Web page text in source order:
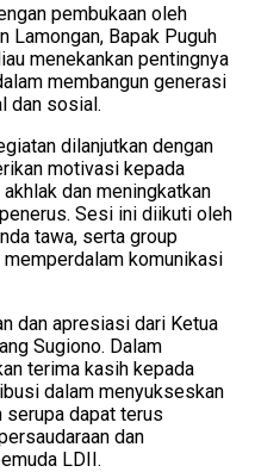
pembukaan oleh
Lamongan, Bapak Puguh
menekankan pentingnya
membangun generasi
dan sosial.
dilanjutkan dengan
motivasi kepada
dan meningkatkan
Sesi ini diikuti oleh
tawa, serta group
komunikasi
dan apresiasi dari Ketua
Sugiono. Dalam
terima kasih kepada
dalam menyukseskan
serupa dapat terus
dan
LDII.